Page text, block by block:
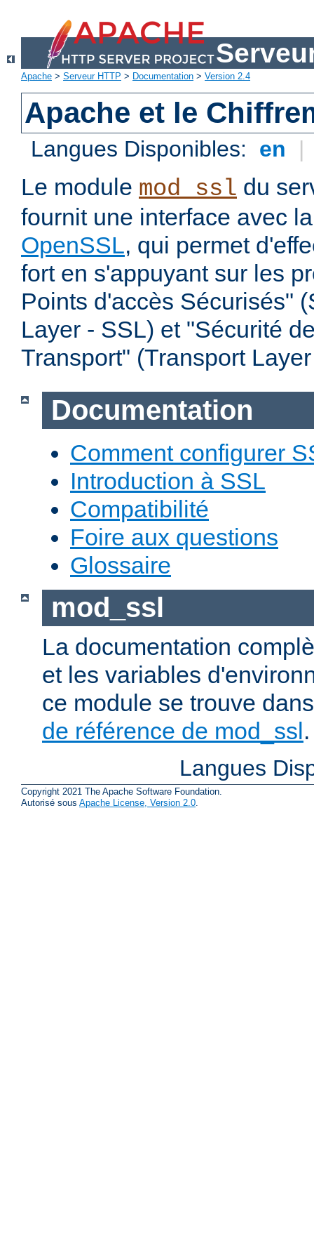
Apache > Serveur HTTP > Documentation > Version 2.4
Apache et le
Langues Disponibles: en |
Le module mod_ssl du
fournit une interface avec
OpenSSL, qui permet
fort en s'appuyant sur les
Points d'accès Sécurisés"
Layer - SSL) et "Sécurité
Transport" (Transport
Documentation
Comment configurer
Introduction à SSL
Compatibilité
Foire aux questions
Glossaire
mod_ssl
La documentation
et les variables
ce module se trouve
de référence de mod_ssl.
Langues
Copyright 2021 The Apache Software Foundation.
Autorisé sous Apache License, Version 2.0.